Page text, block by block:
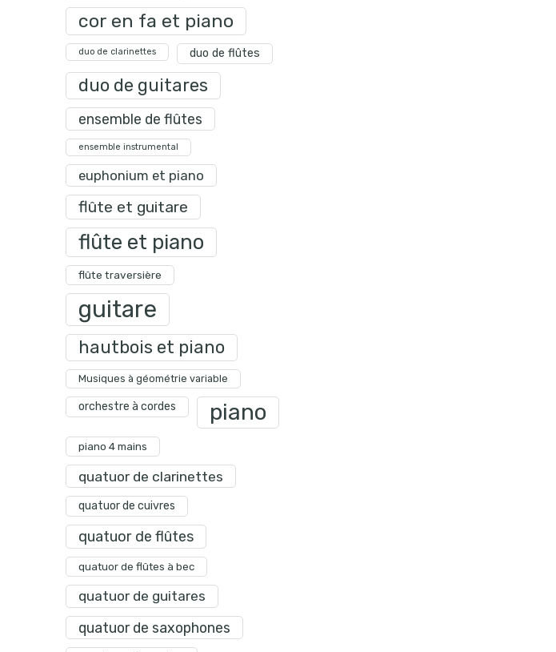
cor en fa et piano
duo de clarinettes duo de flûtes
duo de guitares
ensemble de flûtes
ensemble instrumental
euphonium et piano
flûte et guitare
flûte et piano
flûte traversière
guitare
hautbois et piano
Musiques à géométrie variable
orchestre à cordes piano
piano 4 mains
quatuor de clarinettes
quatuor de cuivres
quatuor de flûtes
quatuor de flûtes à bec
quatuor de guitares
quatuor de saxophones